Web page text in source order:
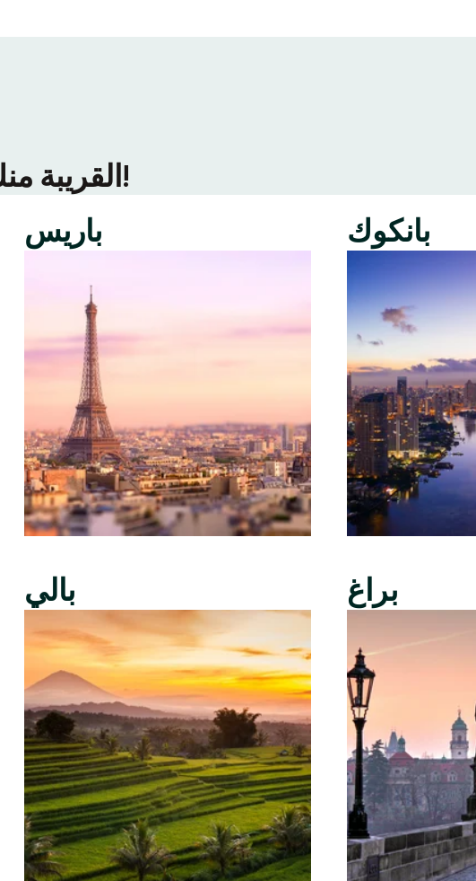
ألقِ نظرة على ما يحدث في المزيد من مُدن Tinder القريبة منك!
باريس
بالي
بانكوك
براغ